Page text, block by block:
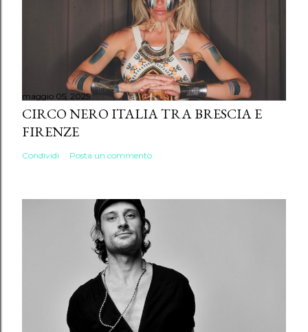
maggio 05, 2025
CIRCO NERO ITALIA TRA BRESCIA E
FIRENZE
Condividi Posta un commento